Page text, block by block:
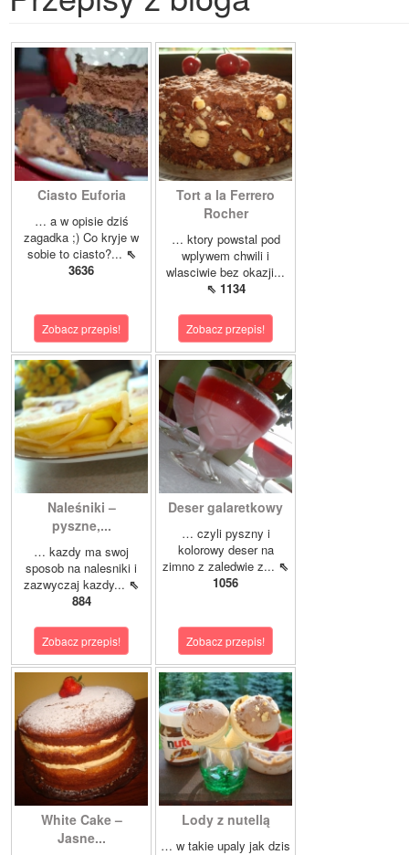
Ciasto Euforia
… a w opisie dziś
zagadka ;) Co kryje w
sobie to ciasto?... ⇖
3636
Zobacz przepis!
Tort a la Ferrero
Rocher
… ktory powstal pod
wplywem chwili i
wlasciwie bez okazji...
⇖ 1134
Zobacz przepis!
Naleśniki –
pyszne,...
… kazdy ma swoj
sposob na nalesniki i
zazwyczaj kazdy... ⇖
884
Zobacz przepis!
Deser galaretkowy
… czyli pyszny i
kolorowy deser na
zimno z zaledwie z... ⇖
1056
Zobacz przepis!
White Cake –
Jasne...
Lody z nutellą
… w takie upaly jak dzis